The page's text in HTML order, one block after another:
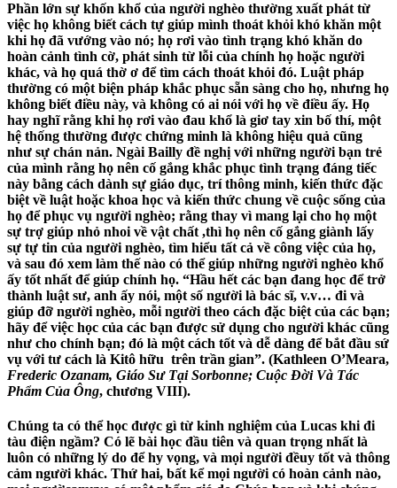
Phần lớn sự khốn khổ của người nghèo thường xuất phát từ
việc họ không biết cách tự giúp mình thoát khỏi khó khăn một
khi họ đã vướng vào nó; họ rơi vào tình trạng khó khăn do
hoàn cảnh tình cờ, phát sinh từ lỗi của chính họ hoặc người
khác, và họ quá thờ ơ để tìm cách thoát khỏi đó. Luật pháp
thường có một biện pháp khắc phục sẵn sàng cho họ, nhưng họ
không biết điều này, và không có ai nói với họ về điều ấy. Họ
hay nghĩ rằng khi họ rơi vào đau khổ là giơ tay xin bố thí, một
hệ thống thường được chứng minh là không hiệu quả cũng
như sự chán nản. Ngài Bailly đề nghị với những người bạn trẻ
của mình rằng họ nên cố gắng khắc phục tình trạng đáng tiếc
này bằng cách dành sự giáo dục, trí thông minh, kiến ​​thức đặc
biệt về luật hoặc khoa học và kiến ​​thức chung về cuộc sống của
họ để phục vụ người nghèo; rằng thay vì mang lại cho họ một
sự trợ giúp nhỏ nhoi về vật chất ,thì họ nên cố gắng giành lấy
sự tự tin của người nghèo, tìm hiểu tất cả về công việc của họ,
và sau đó xem làm thế nào có thể giúp những người nghèo khổ
ấy tốt nhất để giúp chính họ. “Hầu hết các bạn đang học để trở
thành luật sư, anh ấy nói, một số người là bác sĩ, v.v… đi và
giúp đỡ người nghèo, mỗi người theo cách đặc biệt của các bạn;
hãy để việc học của các bạn được sử dụng cho người khác cũng
như cho chính bạn; đó là một cách tốt và dễ dàng để bắt đầu sứ
vụ với tư cách là Kitô hữu trên trần gian”. (Kathleen O’Meara,
Frederic Ozanam, Giáo Sư Tại Sorbonne; Cuộc Đời Và Tác
Phẩm Của Ông, chương VIII).
Chúng ta có thể học được gì từ kinh nghiệm của Lucas khi đi
tàu điện ngầm? Có lẽ bài học đầu tiên và quan trọng nhất là
luôn có những lý do để hy vọng, và mọi người đềuy tốt và thông
cảm người khác. Thứ hai, bất kể mọi người có hoàn cảnh nào,